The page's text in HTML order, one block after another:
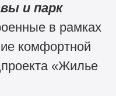
и парк
в рамках
комфортной
«Жилье